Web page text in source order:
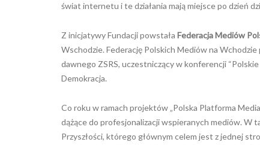
świat internetu i te działania mają miejsce po dzień
Z inicjatywy Fundacji powstała Federacja Mediów
Wschodzie. Federację Polskich Mediów na
dawnego ZSRS, uczestniczący w konferencji
Demokracja.
Co roku w ramach projektów „Polska Platforma
dążące do profesjonalizacji wspieranych mediów. W
Przyszłości, którego głównym celem jest z jednej